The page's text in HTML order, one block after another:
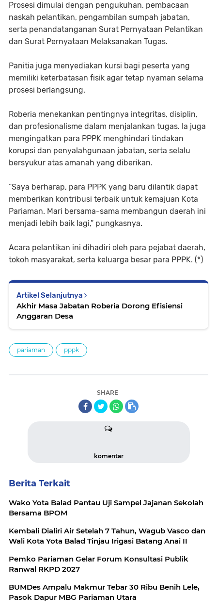
Prosesi dimulai dengan pengukuhan, pembacaan
naskah pelantikan, pengambilan sumpah jabatan,
serta penandatanganan Surat Pernyataan Pelantikan
dan Surat Pernyataan Melaksanakan Tugas.
Panitia juga menyediakan kursi bagi peserta yang
memiliki keterbatasan fisik agar tetap nyaman selama
prosesi berlangsung.
Roberia menekankan pentingnya integritas, disiplin,
dan profesionalisme dalam menjalankan tugas. Ia juga
mengingatkan para PPPK menghindari tindakan
korupsi dan penyalahgunaan jabatan, serta selalu
bersyukur atas amanah yang diberikan.
“Saya berharap, para PPPK yang baru dilantik dapat
memberikan kontribusi terbaik untuk kemajuan Kota
Pariaman. Mari bersama-sama membangun daerah ini
menjadi lebih baik lagi,” pungkasnya.
Acara pelantikan ini dihadiri oleh para pejabat daerah,
tokoh masyarakat, serta keluarga besar para PPPK. (*)
Artikel Selanjutnya
Akhir Masa Jabatan Roberia Dorong Efisiensi
Anggaran Desa
pariaman pppk
SHARE
komentar
Berita Terkait
Wako Yota Balad Pantau Uji Sampel Jajanan Sekolah
Bersama BPOM
Kembali Dialiri Air Setelah 7 Tahun, Wagub Vasco dan
Wali Kota Yota Balad Tinjau Irigasi Batang Anai II
Pemko Pariaman Gelar Forum Konsultasi Publik
Ranwal RKPD 2027
BUMDes Ampalu Makmur Tebar 30 Ribu Benih Lele,
Pasok Dapur MBG Pariaman Utara